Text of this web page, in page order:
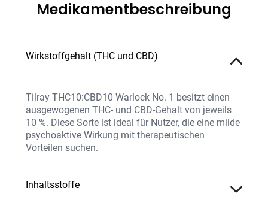
Medikamentbeschreibung
Wirkstoffgehalt (THC und CBD)
Tilray THC10:CBD10 Warlock No. 1 besitzt einen
ausgewogenen THC- und CBD-Gehalt von jeweils
10 %. Diese Sorte ist ideal für Nutzer, die eine milde
psychoaktive Wirkung mit therapeutischen
Vorteilen suchen.
Inhaltsstoffe